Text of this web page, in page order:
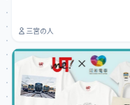
三宮の人